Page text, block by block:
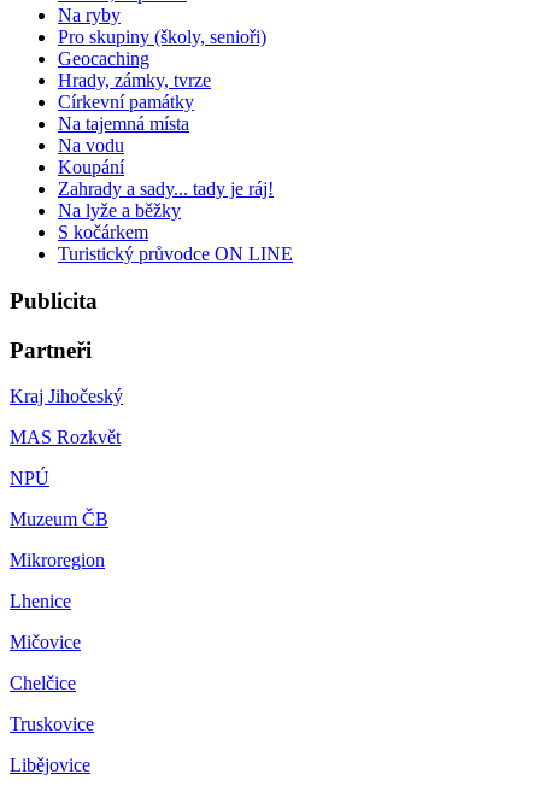
Na ryby
Pro skupiny (školy, senioři)
Geocaching
Hrady, zámky, tvrze
Církevní památky
Na tajemná místa
Na vodu
Koupání
Zahrady a sady... tady je ráj!
Na lyže a běžky
S kočárkem
Turistický průvodce ON LINE
Publicita
Partneři
Kraj Jihočeský
MAS Rozkvět
NPÚ
Muzeum ČB
Mikroregion
Lhenice
Mičovice
Chelčice
Truskovice
Libějovice